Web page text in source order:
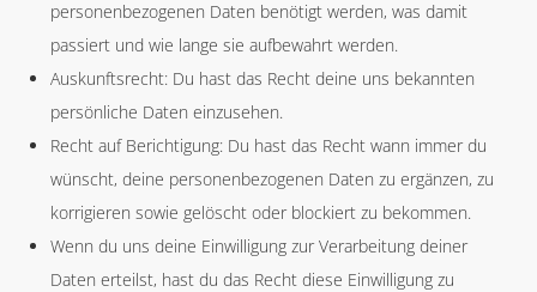
personenbezogenen Daten benötigt werden, was damit
passiert und wie lange sie aufbewahrt werden.
Auskunftsrecht: Du hast das Recht deine uns bekannten
persönliche Daten einzusehen.
Recht auf Berichtigung: Du hast das Recht wann immer du
wünscht, deine personenbezogenen Daten zu ergänzen, zu
korrigieren sowie gelöscht oder blockiert zu bekommen.
Wenn du uns deine Einwilligung zur Verarbeitung deiner
Daten erteilst, hast du das Recht diese Einwilligung zu